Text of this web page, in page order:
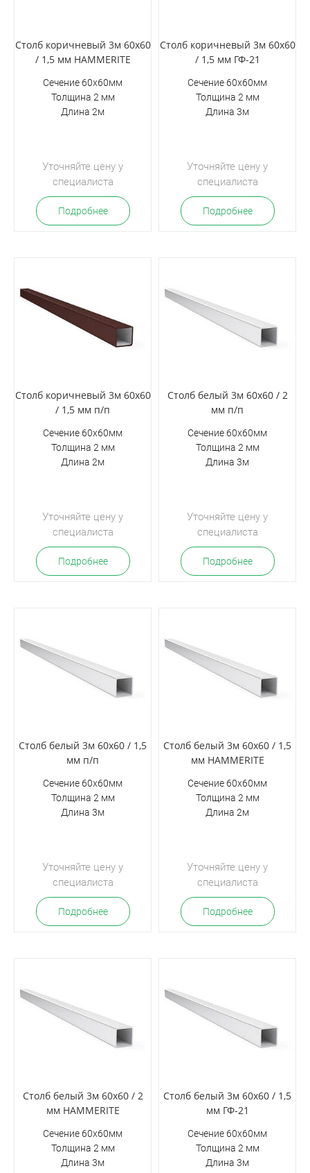
Столб коричневый 3м 60х60
/ 1,5 мм HAMMERITE
Сечение 60х60мм
Толщина 2 мм
Длина 2м
Уточняйте цену у
специалиста
Подробнее
Столб коричневый 3м 60х60
/ 1,5 мм ГФ-21
Сечение 60х60мм
Толщина 2 мм
Длина 3м
Уточняйте цену у
специалиста
Подробнее
Столб коричневый 3м 60х60
/ 1,5 мм п/п
Сечение 60х60мм
Толщина 2 мм
Длина 2м
Уточняйте цену у
специалиста
Подробнее
Столб белый 3м 60х60 / 2
мм п/п
Сечение 60х60мм
Толщина 2 мм
Длина 3м
Уточняйте цену у
специалиста
Подробнее
Столб белый 3м 60х60 / 1,5
мм п/п
Сечение 60х60мм
Толщина 2 мм
Длина 3м
Уточняйте цену у
специалиста
Подробнее
Столб белый 3м 60х60 / 1,5
мм HAMMERITE
Сечение 60х60мм
Толщина 2 мм
Длина 2м
Уточняйте цену у
специалиста
Подробнее
Столб белый 3м 60х60 / 2
мм HAMMERITE
Сечение 60х60мм
Толщина 2 мм
Длина 3м
Столб белый 3м 60х60 / 1,5
мм ГФ-21
Сечение 60х60мм
Толщина 2 мм
Длина 3м